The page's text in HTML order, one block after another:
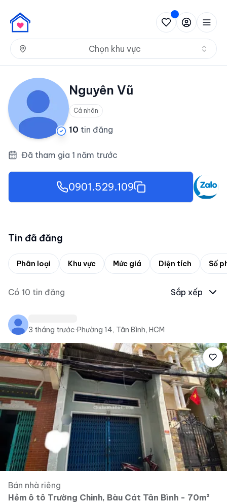
Chọn khu vực
Nguyên Vũ
Cá nhân
10 tin đăng
Đã tham gia 1 năm trước
0901.529.109
Tin đã đăng
Phân loại Khu vực Mức giá Diện tích Số
Có 10 tin đăng Sắp xếp
3 tháng trước·Phường 14, Tân Bình, HCM
Bán nhà riêng
Hẻm ô tô Trường Chinh, Bàu Cát Tân Bình - 70m²